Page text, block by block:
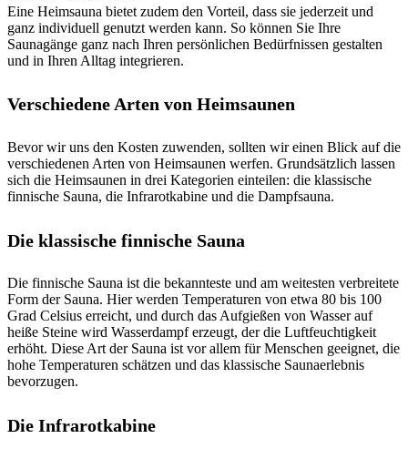
Eine Heimsauna bietet zudem den Vorteil, dass sie jederzeit und
ganz individuell genutzt werden kann. So können Sie Ihre
Saunagänge ganz nach Ihren persönlichen Bedürfnissen gestalten
und in Ihren Alltag integrieren.
Verschiedene Arten von Heimsaunen
Bevor wir uns den Kosten zuwenden, sollten wir einen Blick auf die
verschiedenen Arten von Heimsaunen werfen. Grundsätzlich lassen
sich die Heimsaunen in drei Kategorien einteilen: die klassische
finnische Sauna, die Infrarotkabine und die Dampfsauna.
Die klassische finnische Sauna
Die finnische Sauna ist die bekannteste und am weitesten verbreitete
Form der Sauna. Hier werden Temperaturen von etwa 80 bis 100
Grad Celsius erreicht, und durch das Aufgießen von Wasser auf
heiße Steine wird Wasserdampf erzeugt, der die Luftfeuchtigkeit
erhöht. Diese Art der Sauna ist vor allem für Menschen geeignet, die
hohe Temperaturen schätzen und das klassische Saunaerlebnis
bevorzugen.
Die Infrarotkabine